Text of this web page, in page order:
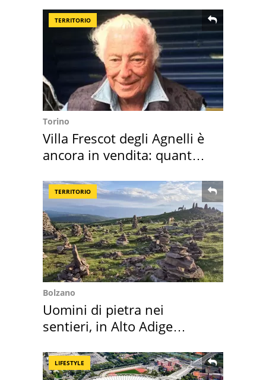
TERRITORIO
Torino
Villa Frescot degli Agnelli è
ancora in vendita: quanto
TERRITORIO
Bolzano
Uomini di pietra nei
sentieri, in Alto Adige
LIFESTYLE